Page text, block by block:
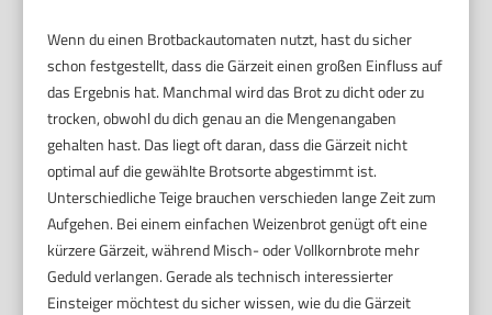
Wenn du einen Brotbackautomaten nutzt, hast du sicher
schon festgestellt, dass die Gärzeit einen großen Einfluss auf
das Ergebnis hat. Manchmal wird das Brot zu dicht oder zu
trocken, obwohl du dich genau an die Mengenangaben
gehalten hast. Das liegt oft daran, dass die Gärzeit nicht
optimal auf die gewählte Brotsorte abgestimmt ist.
Unterschiedliche Teige brauchen verschieden lange Zeit zum
Aufgehen. Bei einem einfachen Weizenbrot genügt oft eine
kürzere Gärzeit, während Misch- oder Vollkornbrote mehr
Geduld verlangen. Gerade als technisch interessierter
Einsteiger möchtest du sicher wissen, wie du die Gärzeit